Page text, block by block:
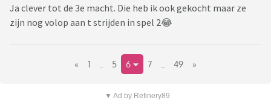
Ja clever tot de 3e macht. Die heb ik ook gekocht maar ze
zijn nog volop aan t strijden in spel 2😂
« 1 5 6 7 49 »
▼ Ad by Refinery89